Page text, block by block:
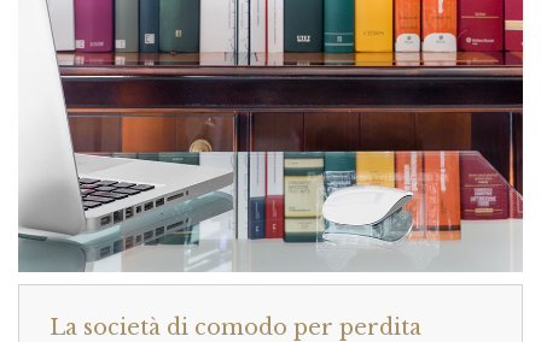
La società di comodo per perdita